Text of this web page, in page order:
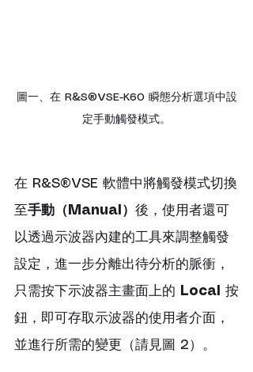
圖一、在 R&S®VSE-K60 瞬態分析選項中設
定手動觸發模式。
在 R&S®VSE 軟體中將觸發模式切換
至手動（Manual） 後，使用者還可
以透過示波器內建的工具來調整觸發
設定，進一步分離出待分析的脈衝，
只需按下示波器主畫面上的 Local 按
鈕，即可存取示波器的使用者介面，
並進行所需的變更（請見圖 2）。